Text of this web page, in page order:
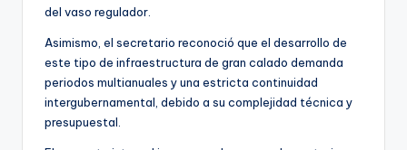
del vaso regulador.
Asimismo, el secretario reconoció que el desarrollo de
este tipo de infraestructura de gran calado demanda
periodos multianuales y una estricta continuidad
intergubernamental, debido a su complejidad técnica y
presupuestal.